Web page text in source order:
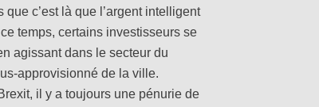
c’est là que l’argent intelligent
temps, certains investisseurs se
agissant dans le secteur du
approvisionné de la ville.
il y a toujours une pénurie de